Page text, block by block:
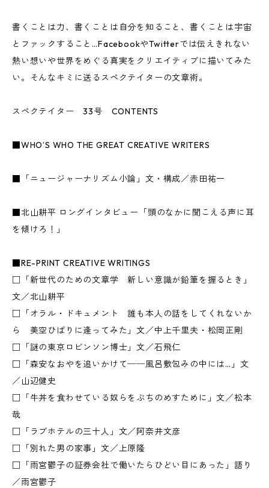
書くことは力、書くことは自分を知ること、書くことは宇宙
とファックすること…FacebookやTwitterでは伝えきれない
熱い想いや世界をめぐる真実をクリエイティブに描いてみた
い。そんなキミに送るスペクテイターの文章術。
スペクテイター 33号 CONTENTS
■WHO’S WHO THE GREAT CREATIVE WRITERS
■「ニュージャーナリズム小論」文・構成／赤田祐一
■北山耕平 ロングインタビュー「頭のなかに聞こえる声に耳
を傾けろ！」
■RE-PRINT CREATIVE WRITINGS
□「新世代のための文章学 新しい意識が鉛筆を握るとき」
文／北山耕平
□「オラル・ドキュメント 誰も本人の話をしてくれないか
ら 美空ひばりに逢ってみた」文／中上千里夫・松岡正剛
□「謎の東京ロビンソン博士」文／石飛仁
□「森安なおやを追いかけて──風呂敷包みの中には…」文
／山辺健史
□「牛丼を食わせている奴らをぶちのめすために」文／松本
哉
□「ラブホテルの三十人」文／阿奈井文彦
□「別れた男の家事」文／上原隆
□「雨宮鬱子の証券会社で働いたらひどい目にあった」語り
／雨宮鬱子